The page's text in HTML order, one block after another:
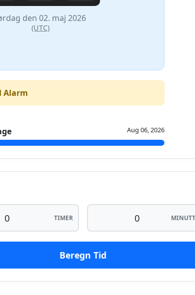
den 02. maj 2026
(UTC)
Alarm
Aug 06, 2026
TIMER
Beregn Tid